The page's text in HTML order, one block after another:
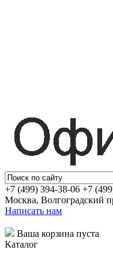
+7 (499) 394-38-06 +7
Москва, Волгоградский
Написать нам
Ваша корзина пуста
Каталог